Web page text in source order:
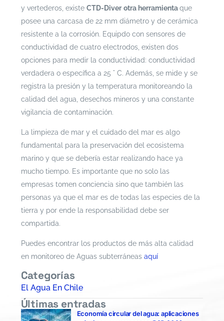
y vertederos, existe CTD-Diver otra herramientaque
posee una carcasa de 22 mm diámetro y de cerámica
resistente a la corrosión. Equipdo con sensores de
conductividad de cuatro electrodos, existen dos
opciones para medir la conductividad: conductividad
verdadera o específica a 25 ° C. Además, se mide y se
registra la presión y la temperatura monitoreando la
calidad del agua, desechos mineros y una constante
vigilancia de contaminación.
La limpieza de mar y el cuidado del mar es algo
fundamental para la preservación del ecosistema
marino y que se debería estar realizando hace ya
mucho tiempo. Es importante que no solo las
empresas tomen conciencia sino que también las
personas ya que el mar es de todas las especies de la
tierra y por ende la responsabilidad debe ser
compartida.
Puedes encontrar los productos de más alta calidad
en monitoreo de Aguas subterráneas aquí
Categorías
El Agua En Chile
Últimas entradas
Economía circular del agua: aplicaciones